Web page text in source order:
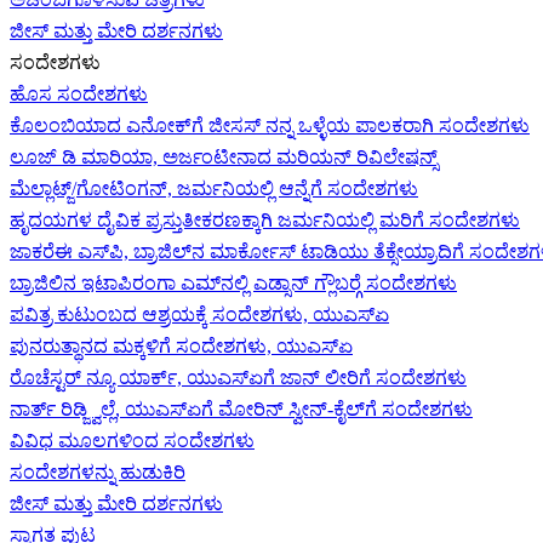
ಜೀಸ್‌ ಮತ್ತು ಮೇರಿ ದರ್ಶನಗಳು
ಸಂದೇಶಗಳು
ಹೊಸ ಸಂದೇಶಗಳು
ಕೊಲಂಬಿಯಾದ ಎನೋಕ್‍ಗೆ ಜೀಸಸ್ ನನ್ನ ಒಳ್ಳೆಯ ಪಾಲಕರಾಗಿ ಸಂದೇಶಗಳು
ಲೂಜ್ ಡಿ ಮಾರಿಯಾ, ಅರ್ಜಂಟೀನಾದ ಮರಿಯನ್ ರಿವಿಲೇಷನ್ಸ್
ಮೆಲ್ಲಾಟ್ಜ್/ಗೋಟಿಂಗನ್, ಜರ್ಮನಿಯಲ್ಲಿ ಆನ್ನೆಗೆ ಸಂದೇಶಗಳು
ಹೃದಯಗಳ ದೈವಿಕ ಪ್ರಸ್ತುತೀಕರಣಕ್ಕಾಗಿ ಜರ್ಮನಿಯಲ್ಲಿ ಮರಿಗೆ ಸಂದೇಶಗಳು
ಜಾಕರೆಈ ಎಸ್‌ಪಿ, ಬ್ರಾಜಿಲ್‌ನ ಮಾರ್ಕೋಸ್ ಟಾಡಿಯು ತೆಕ್ಸೇಯ್ರಾದಿಗೆ
ಬ್ರಾಜಿಲಿನ ಇಟಾಪಿರಂಗಾ ಎಮ್‌ನಲ್ಲಿ ಎಡ್ಸಾನ್ ಗ್ಲೌಬರ್‍ಗೆ ಸಂದೇಶಗಳು
ಪವಿತ್ರ ಕುಟುಂಬದ ಆಶ್ರಯಕ್ಕೆ ಸಂದೇಶಗಳು, ಯುಎಸ್‌ಏ
ಪುನರುತ್ಥಾನದ ಮಕ್ಕಳಿಗೆ ಸಂದೇಶಗಳು, ಯುಎಸ್‌ಏ
ರೊಚೆಸ್ಟರ್ ನ್ಯೂ ಯಾರ್ಕ್, ಯುಎಸ್‌ಏ‍ಗೆ ಜಾನ್ ಲೀರಿ‍ಗೆ ಸಂದೇಶಗಳು
ನಾರ್ತ್ ರಿಡ್ಜ್ವಿಲ್ಲೆ, ಯುಎಸ್‌ಏ‍ಗೆ ಮೋರಿನ್ ಸ್ವೀನ್-ಕೈಲ್‍ಗೆ ಸಂದೇಶಗಳು
ವಿವಿಧ ಮೂಲಗಳಿಂದ ಸಂದೇಶಗಳು
ಸಂದೇಶಗಳನ್ನು ಹುಡುಕಿರಿ
ಜೀಸ್‌ ಮತ್ತು ಮೇರಿ ದರ್ಶನಗಳು
ಸ್ವಾಗತ ಪುಟ